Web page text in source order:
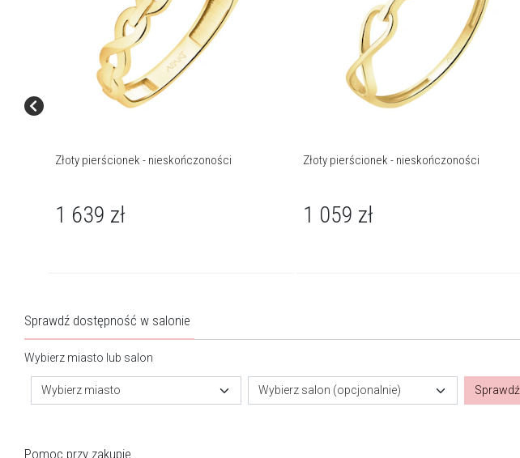
Złoty pierścionek - nieskończoności
1 639 zł
Złoty pierścionek - nieskończoności
1 059 zł
Sprawdź dostępność w salonie
Wybierz miasto lub salon
Wybierz miasto Wybierz salon (opcjonalnie) Sprawdź
Pomoc przy zakupie